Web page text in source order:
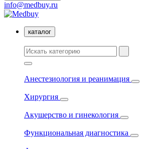
info@medbuy.ru
каталог
Анестезиология и реанимация
Хирургия
Акушерство и гинекология
Функциональная диагностика